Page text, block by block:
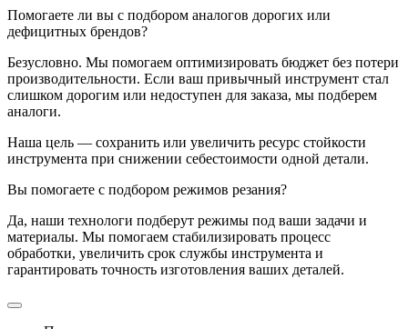
Помогаете ли вы с подбором аналогов дорогих или
дефицитных брендов?
Безусловно. Мы помогаем оптимизировать бюджет без потери
производительности. Если ваш привычный инструмент стал
слишком дорогим или недоступен для заказа, мы подберем
аналоги.
Наша цель — сохранить или увеличить ресурс стойкости
инструмента при снижении себестоимости одной детали.
Вы помогаете с подбором режимов резания?
Да, наши технологи подберут режимы под ваши задачи и
материалы. Мы помогаем стабилизировать процесс
обработки, увеличить срок службы инструмента и
гарантировать точность изготовления ваших деталей.